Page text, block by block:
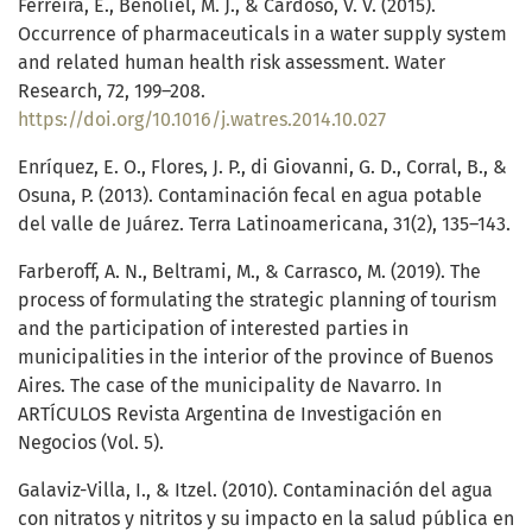
Ferreira, E., Benoliel, M. J., & Cardoso, V. V. (2015).
Occurrence of pharmaceuticals in a water supply system
and related human health risk assessment. Water
Research, 72, 199–208.
https://doi.org/10.1016/j.watres.2014.10.027
Enríquez, E. O., Flores, J. P., di Giovanni, G. D., Corral, B., &
Osuna, P. (2013). Contaminación fecal en agua potable
del valle de Juárez. Terra Latinoamericana, 31(2), 135–143.
Farberoff, A. N., Beltrami, M., & Carrasco, M. (2019). The
process of formulating the strategic planning of tourism
and the participation of interested parties in
municipalities in the interior of the province of Buenos
Aires. The case of the municipality de Navarro. In
ARTÍCULOS Revista Argentina de Investigación en
Negocios (Vol. 5).
Galaviz-Villa, I., & Itzel. (2010). Contaminación del agua
con nitratos y nitritos y su impacto en la salud pública en